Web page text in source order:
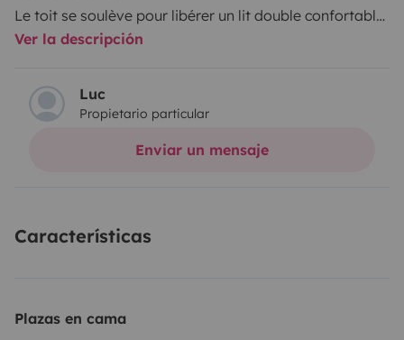
Le toit se soulève pour libérer un lit double confortable,
qui vient donc en complément du lit principal.
supermarché. Sa couleur fait oublier l'aspect 'camping
car'
Idéal pour un couplé, ou famille avec 2 jeunes enfants.
Ver la descripción
Luc
Propietario particular
Enviar un mensaje
Características
Plazas en cama